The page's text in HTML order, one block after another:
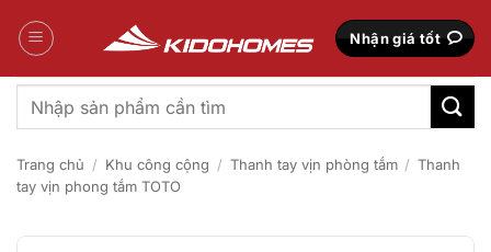
qua
Nhận giá tốt
Tìm
kiếm:
Trang chủ / Khu công cộng / Thanh tay vịn phòng tắm / Thanh
tay vịn phong tắm TOTO